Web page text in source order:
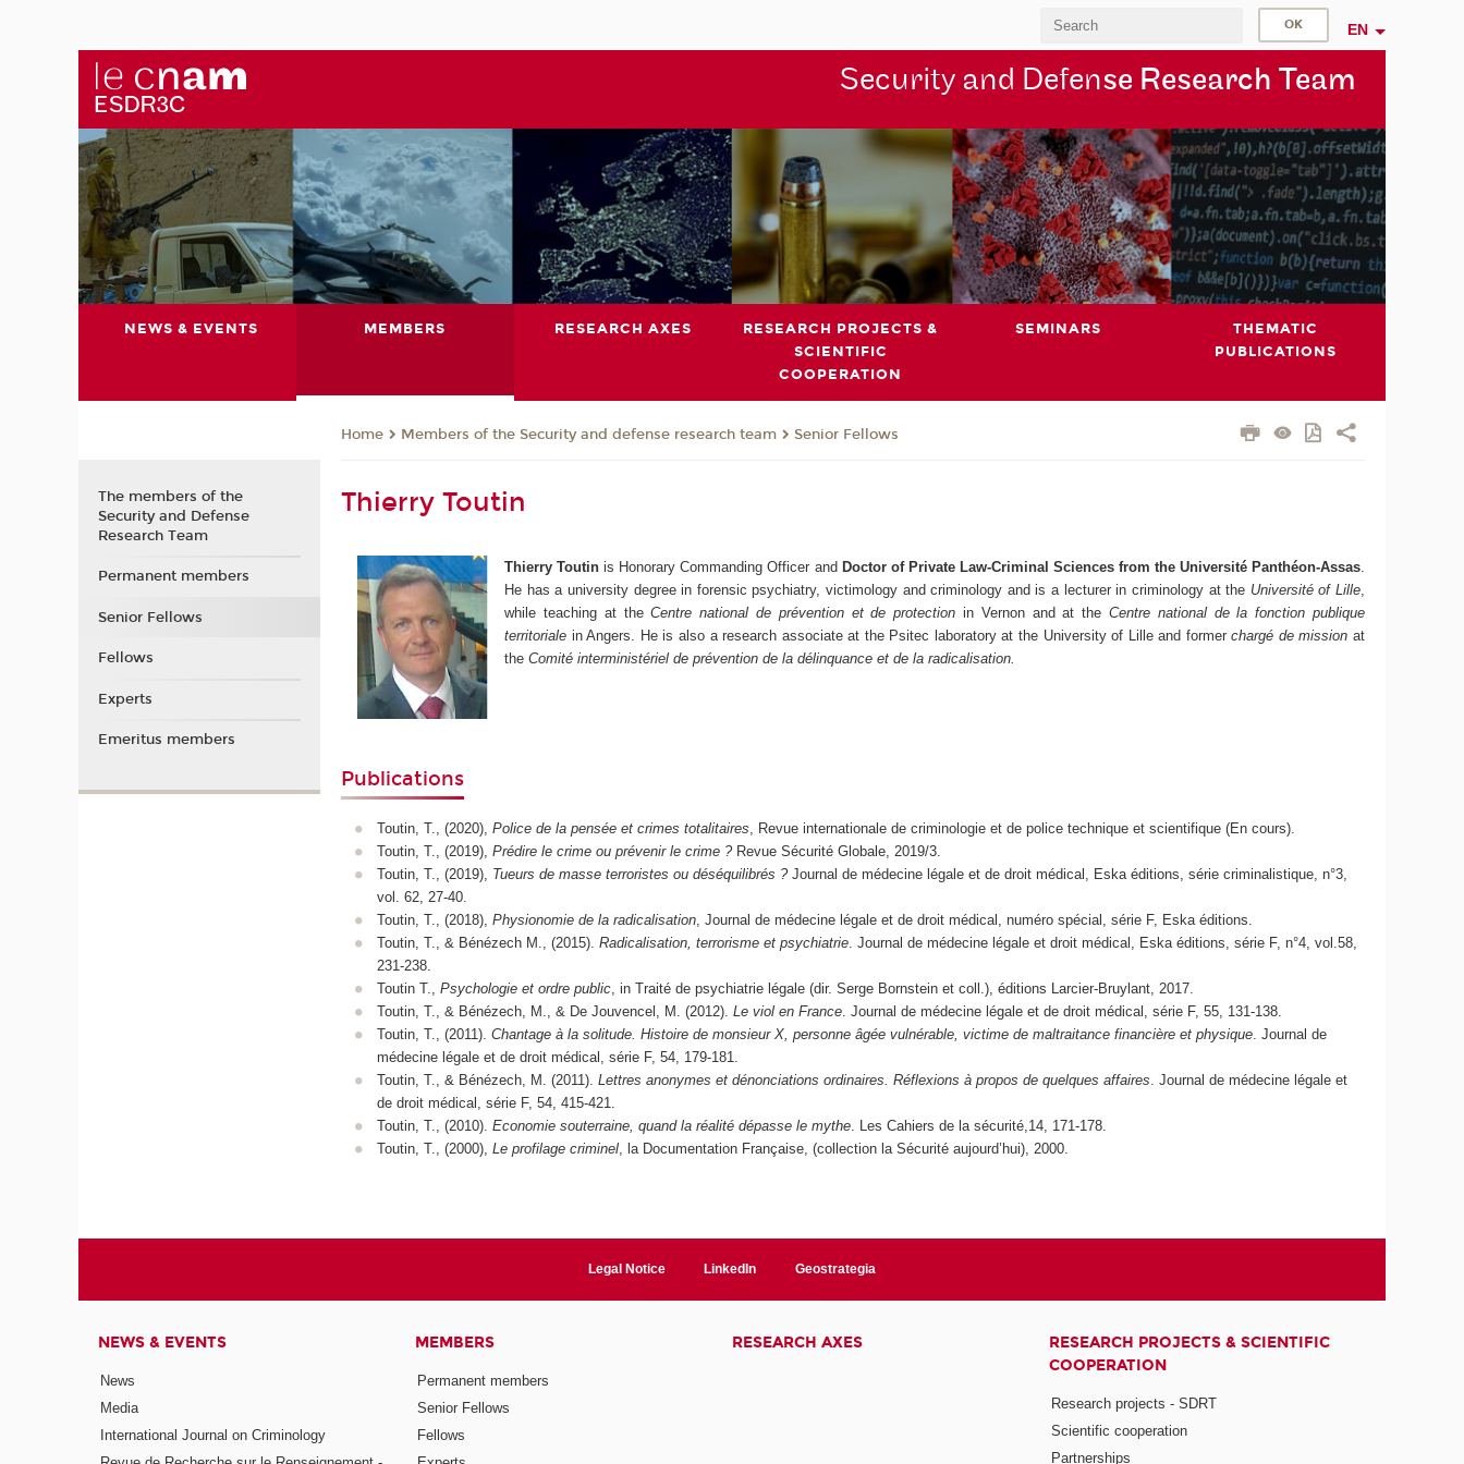
EN
Security and Defense Research Team
NEWS & EVENTS MEMBERS RESEARCH AXES
RESEARCH PROJECTS &
SCIENTIFIC
COOPERATION
SEMINARS
THEMATIC
PUBLICATIONS
Home Members of the Security and defense research team Senior Fellows
Thierry Toutin
Thierry Toutin is Honorary Commanding Officer and Doctor of Private Law-Criminal Sciences from the Université Panthéon-Assas.
He has a university degree in forensic psychiatry, victimology and criminology and is a lecturer in criminology at the Université of Lille,
while teaching at theCentre national de prévention et de protection in Vernon and at the Centre national de la fonction publique
territoriale in Angers. He is also a research associate at the Psitec laboratory at the University of Lille and formerchargé de mission at
theComité interministériel de prévention de la délinquance et de la radicalisation.
Publications
Toutin, T., (2020), Police de la pensée et crimes totalitaires, Revue internationale de criminologie et de police technique et scientifique (En cours).
Toutin, T., (2019), Prédire le crime ou prévenir le crime ?Revue Sécurité Globale, 2019/3.
Toutin, T., (2019), Tueurs de masse terroristes ou déséquilibrés ? Journal de médecine légale et de droit médical, Eska éditions, série criminalistique, n°3,
vol. 62, 27-40.
Toutin, T., (2018), Physionomie de la radicalisation, Journal de médecine légale et de droit médical, numéro spécial, série F, Eska éditions.
Toutin, T., & Bénézech M., (2015). Radicalisation, terrorisme et psychiatrie. Journal de médecine légale et droit médical, Eska éditions, série F, n°4, vol.58,
231-238.
Toutin T., Psychologie et ordre public, in Traité de psychiatrie légale (dir. Serge Bornstein et coll.), éditions Larcier-Bruylant, 2017.
Toutin, T., & Bénézech, M., & De Jouvencel, M. (2012). Le viol en France. Journal de médecine légale et de droit médical, série F, 55, 131-138.
Toutin, T., (2011). Chantage à la solitude. Histoire de monsieur X, personne âgée vulnérable, victime de maltraitance financière et physique. Journal de
médecine légale et de droit médical, série F, 54, 179-181.
Toutin, T., & Bénézech, M. (2011). Lettres anonymes et dénonciations ordinaires. Réflexions à propos de quelques affaires. Journal de médecine légale et
de droit médical, série F, 54, 415-421.
Toutin, T., (2010). Economie souterraine, quand la réalité dépasse le mythe. Les Cahiers de la sécurité,14, 171-178.
Toutin, T., (2000), Le profilage criminel, la Documentation Française, (collection la Sécurité aujourd’hui), 2000.
The members of the
Security and Defense
Research Team
Permanent members
Senior Fellows
Fellows
Experts
Emeritus members
Legal Notice LinkedIn Geostrategia
NEWS & EVENTS
News
Media
International Journal on Criminology
MEMBERS
Permanent members
Senior Fellows
Fellows
RESEARCH AXES
RESEARCH PROJECTS & SCIENTIFIC
COOPERATION
Research projects - SDRT
Scientific cooperation
Partnerships